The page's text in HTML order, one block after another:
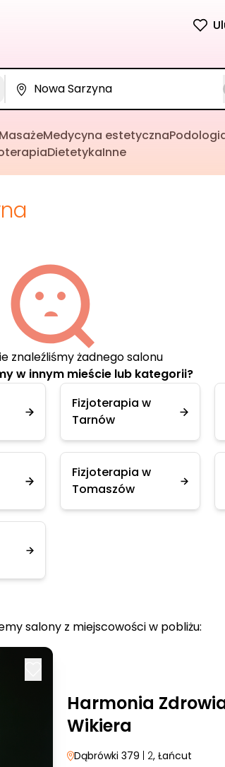
Medycyna estetyczna
DietetykaInne
znaleźliśmy żadnego salonu
w innym mieście lub kategorii?
Fizjoterapia w
Tarnów
Fizjoterapia w
Tomaszów
salony z miejscowości w pobliżu:
Harmonia
Wikiera
Dąbrówki 379 | 2, Łańcut